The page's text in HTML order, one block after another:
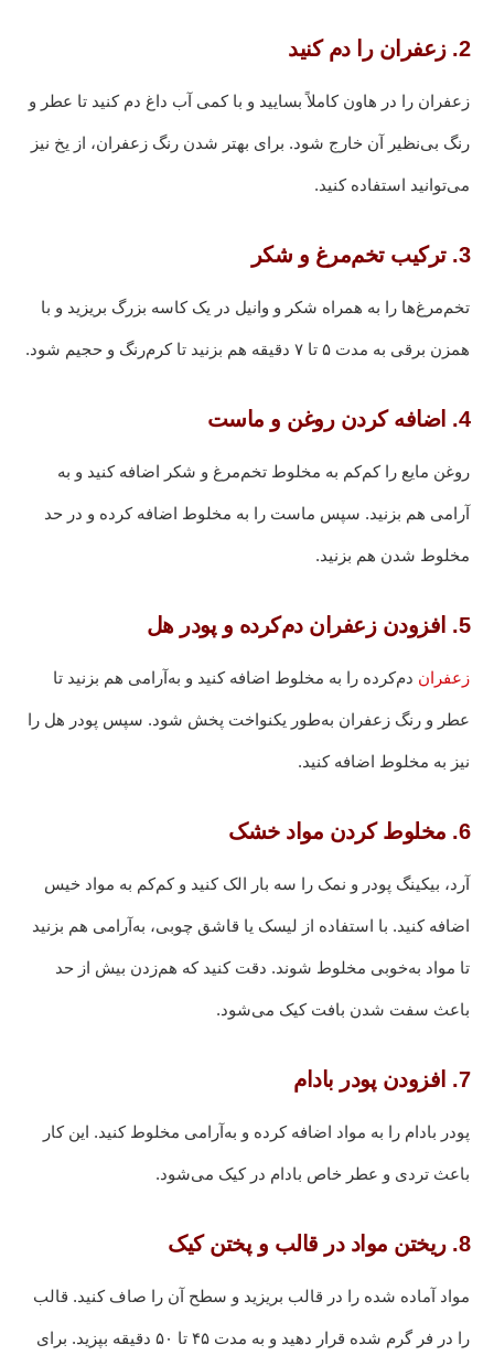
2. زعفران را دم کنید
زعفران را در هاون کاملاً بسایید و با کمی آب داغ دم کنید تا عطر و
رنگ بی‌نظیر آن خارج شود. برای بهتر شدن رنگ زعفران، از یخ نیز
می‌توانید استفاده کنید.
3. ترکیب تخم‌مرغ و شکر
تخم‌مرغ‌ها را به همراه شکر و وانیل در یک کاسه بزرگ بریزید و با
همزن برقی به مدت ۵ تا ۷ دقیقه هم بزنید تا کرم‌رنگ و حجیم شود.
4. اضافه کردن روغن و ماست
روغن مایع را کم‌کم به مخلوط تخم‌مرغ و شکر اضافه کنید و به
آرامی هم بزنید. سپس ماست را به مخلوط اضافه کرده و در حد
مخلوط شدن هم بزنید.
5. افزودن زعفران دم‌کرده و پودر هل
زعفران دم‌کرده را به مخلوط اضافه کنید و به‌آرامی هم بزنید تا
عطر و رنگ زعفران به‌طور یکنواخت پخش شود. سپس پودر هل را
نیز به مخلوط اضافه کنید.
6. مخلوط کردن مواد خشک
آرد، بیکینگ پودر و نمک را سه بار الک کنید و کم‌کم به مواد خیس
اضافه کنید. با استفاده از لیسک یا قاشق چوبی، به‌آرامی هم بزنید
تا مواد به‌خوبی مخلوط شوند. دقت کنید که هم‌زدن بیش از حد
باعث سفت شدن بافت کیک می‌شود.
7. افزودن پودر بادام
پودر بادام را به مواد اضافه کرده و به‌آرامی مخلوط کنید. این کار
باعث تردی و عطر خاص بادام در کیک می‌شود.
8. ریختن مواد در قالب و پختن کیک
مواد آماده شده را در قالب بریزید و سطح آن را صاف کنید. قالب
را در فر گرم شده قرار دهید و به مدت ۴۵ تا ۵۰ دقیقه بپزید. برای